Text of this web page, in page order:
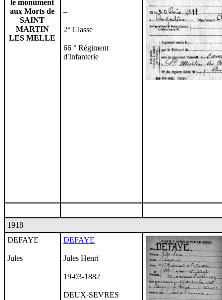
le monument
aux Morts de
SAINT
MARTIN
LES MELLE
–
2° Classe
66 ° Régiment
d'Infanterie
1918
DEFAYE
Jules
DEFAYE
Jules Henri
19-03-1882
DEUX-SEVRES